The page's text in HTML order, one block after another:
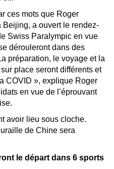
ces mots que Roger
a ouvert le rendez-
Swiss Paralympic en vue
dérouleront dans des
préparation, le voyage et la
place seront différents et
COVID », explique Roger
en vue de l’éprouvant
avoir lieu sous cloche.
de Chine sera
le départ dans 6 sports